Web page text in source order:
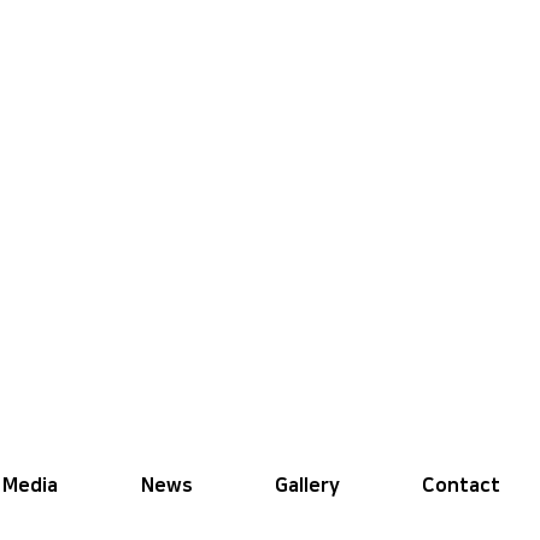
Media News Gallery Contact